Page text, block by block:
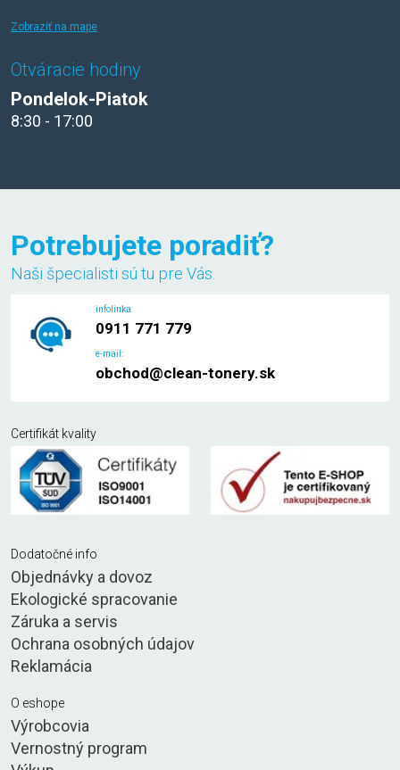
Zobraziť na mape
Otváracie hodiny
Pondelok-Piatok
8:30 - 17:00
Potrebujete poradiť?
Naši špecialisti sú tu pre Vás.
infolinka:
0911 771 779
e-mail:
obchod@clean-tonery.sk
Certifikát kvality
Dodatočné info
Objednávky a dovoz
Ekologické spracovanie
Záruka a servis
Ochrana osobných údajov
Reklamácia
O eshope
Výrobcovia
Vernostný program